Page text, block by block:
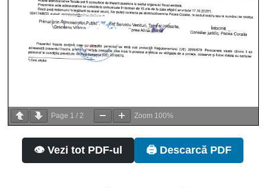
Page 1 /2 Zoom 100%
👁️ Vezi tot PDF-ul 🖨️ Descarcă PDF